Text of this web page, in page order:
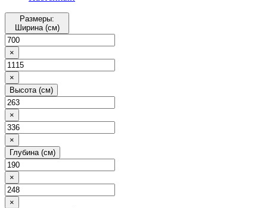
Размеры:
Ширина (см)
×
×
Высота (см)
×
×
Глубина (см)
×
×